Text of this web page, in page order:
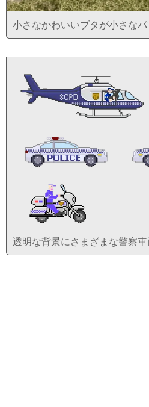
小さなかわいいブタが小さな
透明な背景にさまざまな警察車